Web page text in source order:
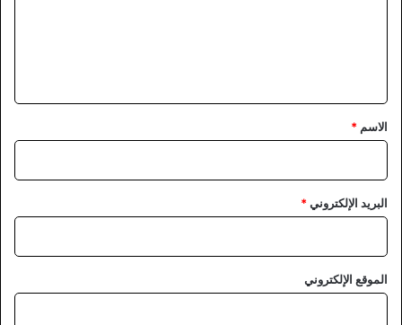
*
الاسم *
البريد الإلكتروني*
الموقع الإلكتروني